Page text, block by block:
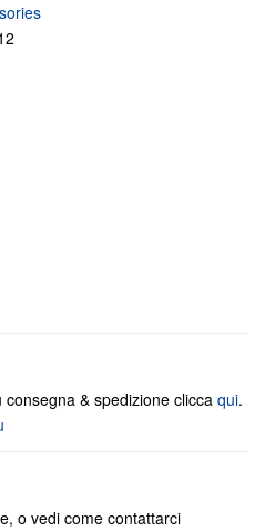
& spedizione clicca qui.
o vedi come contattarci